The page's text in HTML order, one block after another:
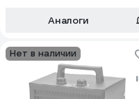
Аналоги
Нет в наличии